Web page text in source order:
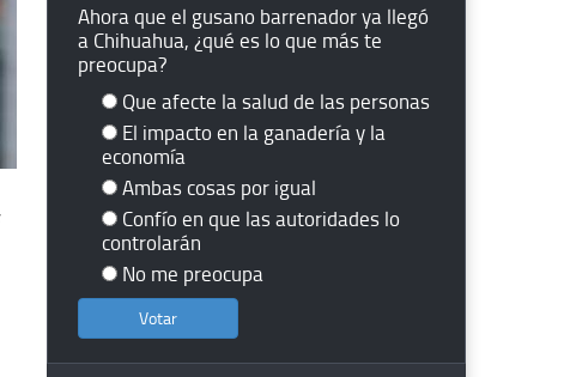
Ahora que el gusano barrenador ya llegó
a Chihuahua, ¿qué es lo que más te
preocupa?
Que afecte la salud de las personas
El impacto en la ganadería y la
economía
Ambas cosas por igual
Confío en que las autoridades lo
controlarán
No me preocupa